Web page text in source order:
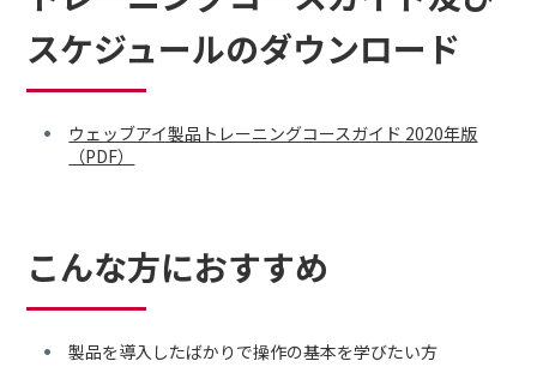
スケジュールのダウンロード
ウェッブアイ製品トレーニングコースガイド 2020年版
（PDF）
こんな方におすすめ
製品を導入したばかりで操作の基本を学びたい方